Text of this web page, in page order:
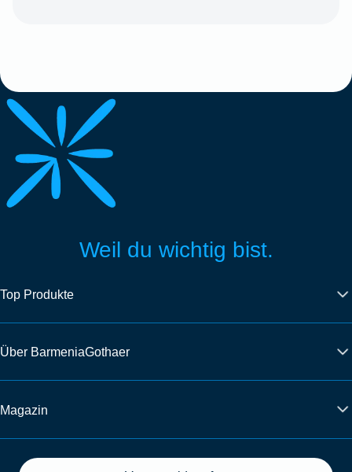
Weil du wichtig bist.
Top Produkte
Über BarmeniaGothaer
Magazin